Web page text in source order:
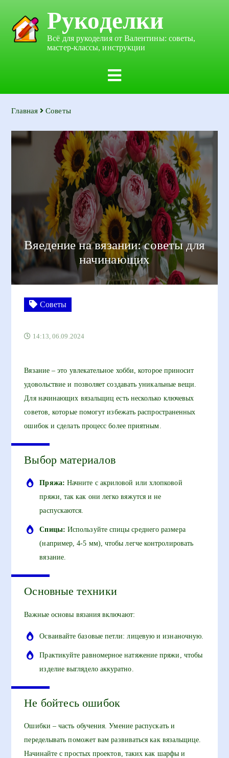
Рукоделки
Всё для рукоделия от Валентины: советы,
мастер-классы, инструкции
Главная Советы
Вяедение на вязании: советы для
начинающих
Советы
14:13, 06.09.2024
Вязание – это увлекательное хобби, которое приносит
удовольствие и позволяет создавать уникальные вещи.
Для начинающих вязальщиц есть несколько ключевых
советов, которые помогут избежать распространенных
ошибок и сделать процесс более приятным.
Выбор материалов
Пряжа: Начните с акриловой или хлопковой
пряжи, так как они легко вяжутся и не
распускаются.
Спицы: Используйте спицы среднего размера
(например, 4-5 мм), чтобы легче контролировать
вязание.
Основные техники
Важные основы вязания включают:
Осваивайте базовые петли: лицевую и изнаночную.
Практикуйте равномерное натяжение пряжи, чтобы
изделие выглядело аккуратно.
Не бойтесь ошибок
Ошибки – часть обучения. Умение распускать и
переделывать поможет вам развиваться как вязальщице.
Начинайте с простых проектов, таких как шарфы и